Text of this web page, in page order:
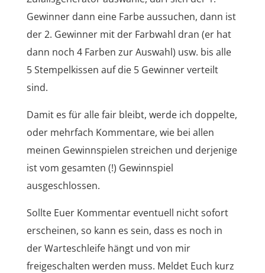
Gewinner dann eine Farbe aussuchen, dann ist
der 2. Gewinner mit der Farbwahl dran (er hat
dann noch 4 Farben zur Auswahl) usw. bis alle
5 Stempelkissen auf die 5 Gewinner verteilt
sind.
Damit es für alle fair bleibt, werde ich doppelte,
oder mehrfach Kommentare, wie bei allen
meinen Gewinnspielen streichen und derjenige
ist vom gesamten (!) Gewinnspiel
ausgeschlossen.
Sollte Euer Kommentar eventuell nicht sofort
erscheinen, so kann es sein, dass es noch in
der Warteschleife hängt und von mir
freigeschalten werden muss. Meldet Euch kurz